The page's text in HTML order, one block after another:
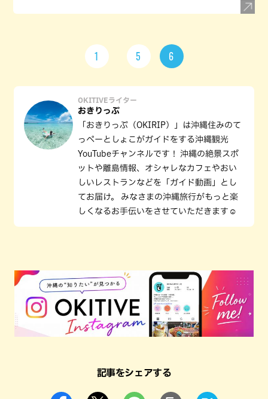
1 5 6
OKITIVEライター
おきりっぷ
「おきりっぷ（OKIRIP）」は沖縄住みのて
っペーとしょこがガイドをする沖縄観光
YouTubeチャンネルです！ 沖縄の絶景スポ
ットや離島情報、オシャレなカフェやおい
しいレストランなどを「ガイド動画」とし
てお届け。 みなさまの沖縄旅行がもっと楽
しくなるお手伝いをさせていただきます☺️
記事をシェアする